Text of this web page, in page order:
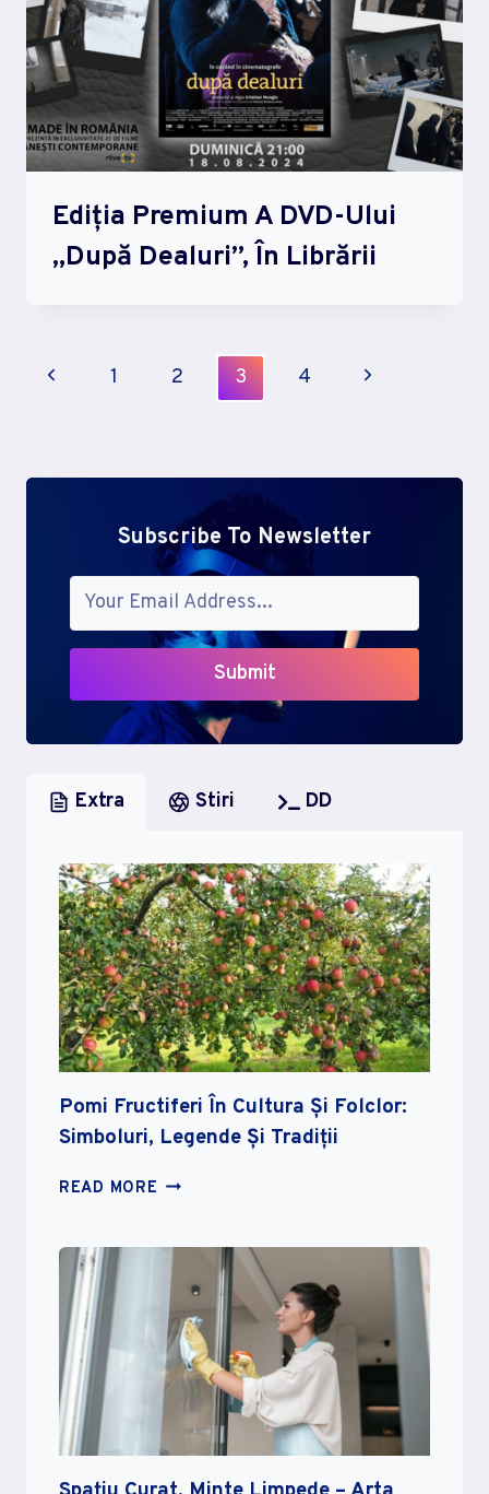
Ediția Premium A DVD-Ului
„După Dealuri”, În Librării
Page
Previous
1 2 3 4
Next
Subscribe To Newsletter
Submit
Extra Stiri DD
Pomi Fructiferi În Cultura Și Folclor:
Simboluri, Legende Și Tradiții
READ MORE POMI
CULTURA
ȘI
FOLCLOR:
SIMBOLURI,
LEGENDE
ȘI
TRADIȚII